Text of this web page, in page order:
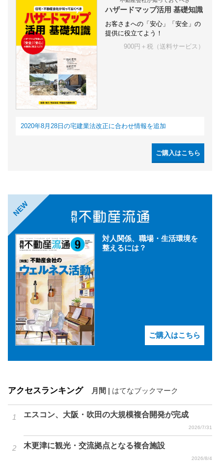
ハザードマップ活用 基礎知識
お客さまへの「安心」「安全」の
提供に役立てよう！
900円＋税（送料サービス）
2020年8月28日の宅建業法改正に合わせ情報を追加
ご購入はこちら
NEW
対人関係、職場・生活環境を
整えるには？
ご購入はこちら
アクセスランキング 月間 はてなブックマーク
エスコン、大阪・吹田の大規模複合開発が完成
2026/7/31
木更津に観光・交流拠点となる複合施設
2026/8/4